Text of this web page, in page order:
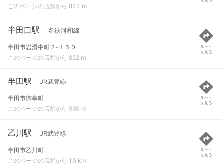
このページの店舗から 844 m
半田口駅 名鉄河和線
半田市岩滑中町２-１５０
このページの店舗から 852 m
ルート
を見る
半田駅 JR武豊線
半田市御幸町
このページの店舗から 960 m
ルート
を見る
乙川駅 JR武豊線
半田市乙川町
このページの店舗から 1.5 km
ルート
を見る